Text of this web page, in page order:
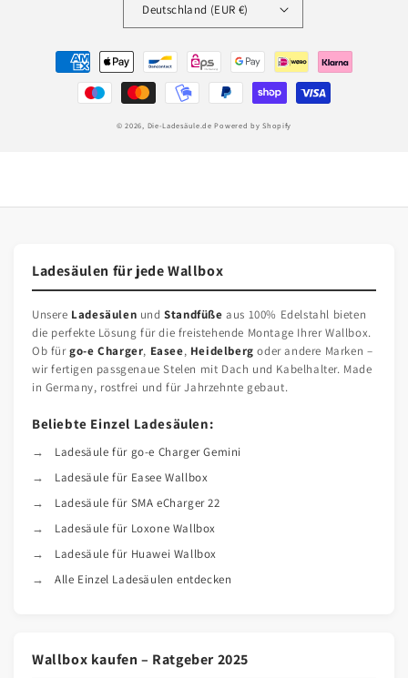
Deutschland (EUR €)
Zahlungsmethoden
© 2026, Die-Ladesäule.de Powered by Shopify
Ladesäulen für jede Wallbox
Unsere Ladesäulen undStandfüße aus 100% Edelstahl bieten
die perfekte Lösung für die freistehende Montage Ihrer Wallbox.
Ob fürgo-e Charger, Easee, Heidelberg oder andere Marken –
wir fertigen passgenaue Stelen mit Dach und Kabelhalter. Made
in Germany, rostfrei und für Jahrzehnte gebaut.
Beliebte Einzel Ladesäulen:
Ladesäule für go-e Charger Gemini
Ladesäule für Easee Wallbox
Ladesäule für SMA eCharger 22
Ladesäule für Loxone Wallbox
Ladesäule für Huawei Wallbox
Alle Einzel Ladesäulen entdecken
Wallbox kaufen – Ratgeber 2025